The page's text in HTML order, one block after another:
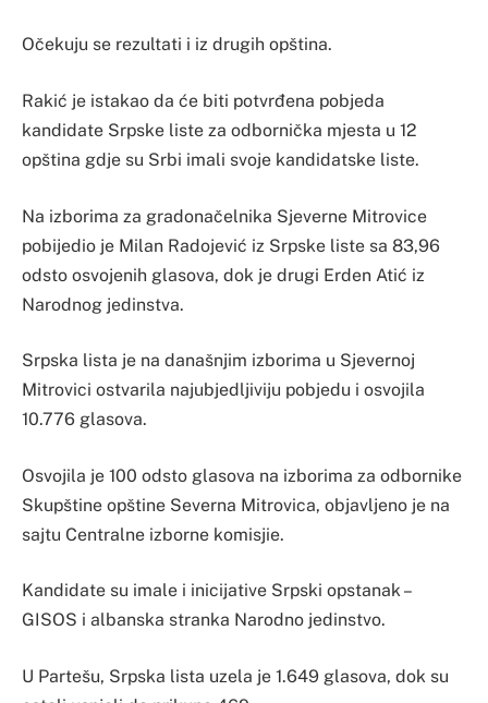
Očekuju se rezultati i iz drugih opština.
Rakić je istakao da će biti potvrđena pobjeda
kandidate Srpske liste za odbornička mjesta u 12
opština gdje su Srbi imali svoje kandidatske liste.
Na izborima za gradonačelnika Sjeverne Mitrovice
pobijedio je Milan Radojević iz Srpske liste sa 83,96
odsto osvojenih glasova, dok je drugi Erden Atić iz
Narodnog jedinstva.
Srpska lista je na današnjim izborima u Sjevernoj
Mitrovici ostvarila najubjedljiviju pobjedu i osvojila
10.776 glasova.
Osvojila je 100 odsto glasova na izborima za odbornike
Skupštine opštine Severna Mitrovica, objavljeno je na
sajtu Centralne izborne komisjie.
Kandidate su imale i inicijative Srpski opstanak –
GISOS i albanska stranka Narodno jedinstvo.
U Partešu, Srpska lista uzela je 1.649 glasova, dok su